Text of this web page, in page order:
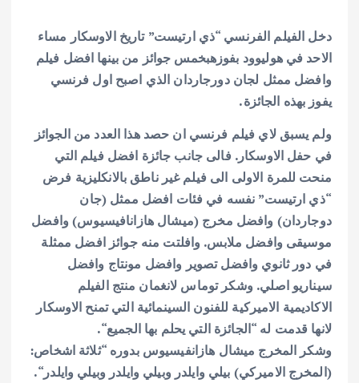
o
o
k
r
A
p
p
دخل الفيلم الفرنسي “ذي ارتيست” تاريخ الاوسكار مساء
الاحد في هوليوود بفوزهبخمس جوائز من بينها افضل فيلم
وافضل ممثل لجان دورجاردان الذي اصبح اول فرنسي
يفوز بهذه الجائزة.
ولم يسبق لاي فيلم فرنسي ان حصد هذا العدد من الجوائز
في حفل الاوسكار. فالى جانب جائزة افضل فيلم التي
منحت للمرة الاولى الى فيلم غير ناطق بالانكليزية فرض
“ذي ارتيست” نفسه في فئات افضل ممثل (جان
دوجاردان) وافضل مخرج (ميشال هازانافيسيوس) وافضل
موسيقى وافضل ملابس. وافلتت منه جوائز افضل ممثلة
في دور ثانوي وافضل تصوير وافضل مونتاج وافضل
سيناريو اصلي. وشكر توماس لانغمان منتج الفيلم
الاكاديمية الاميركية للفنون السينمائية التي تمنح الاوسكار
لانها قدمت له “الجائزة التي يحلم بها الجميع“.
وشكر المخرج ميشال هازانفيسيوس بدوره “ثلاثة اشخاص:
(المخرج الاميركي) بيلي وايلدر وبيلي وايلدر وبيلي وايلدر“.